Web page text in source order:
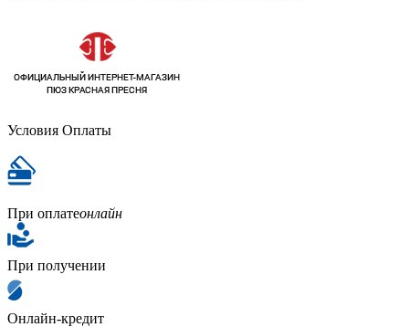
Условия Оплаты
При оплатеонлайн
При получении
Онлайн-кредит